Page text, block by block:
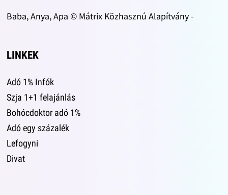
Baba, Anya, Apa © Mátrix Közhasznú Alapítvány -
LINKEK
Adó 1% Infók
Szja 1+1 felajánlás
Bohócdoktor adó 1%
Adó egy százalék
Lefogyni
Divat